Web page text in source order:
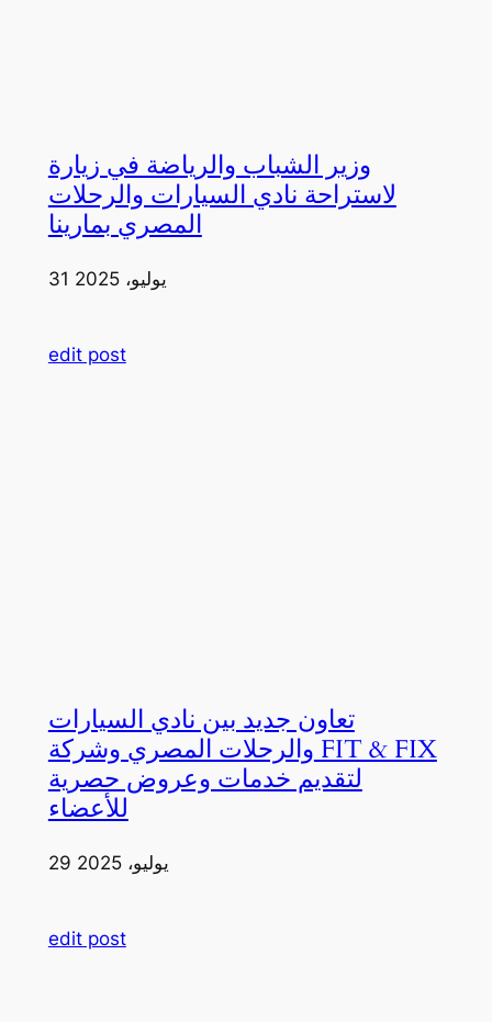
وزير الشباب والرياضة في زيارة
لاستراحة نادي السيارات والرحلات
المصري بمارينا
31 يوليو، 2025
edit post
تعاون جديد بين نادي السيارات
والرحلات المصري وشركة FIT & FIX
لتقديم خدمات وعروض حصرية
للأعضاء
29 يوليو، 2025
edit post